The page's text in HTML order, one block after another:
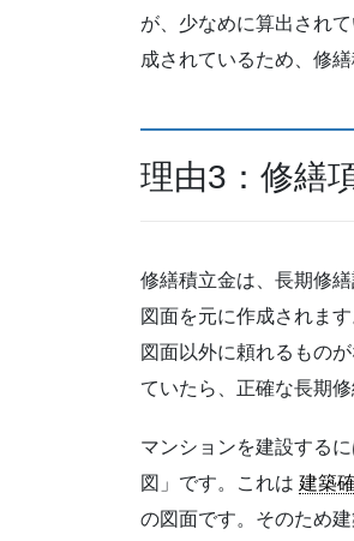
が、少なめに算出され
成されているため、修
理由3：修繕
修繕積立金は、長期修
図面を元に作成されま
図面以外に頼れるもの
ていたら、正確な長期
マンションを建設する
図」です。これは 建築
の図面です。そのため